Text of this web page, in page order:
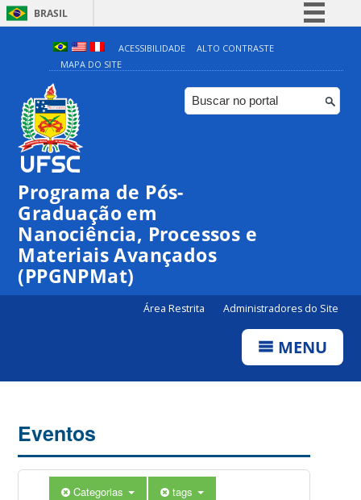
BRASIL
Simplifique!
Comunica BR
Participe
ACESSIBILIDADE
ALTO CONTRASTE
MAPA DO SITE
Programa de Pós-
Graduação em
Nanociência, Processos e
Materiais Avançados
(PPGNPMat)
Área Restrita Administradores do Site
MENU
Eventos
Categorias tags